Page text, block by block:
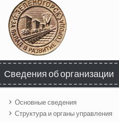
Сведения об организации
Основные сведения
Структура и органы управления